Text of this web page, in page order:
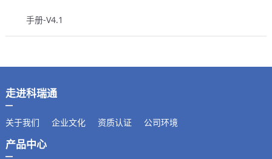
手册-V4.1
走进科瑞通
关于我们 企业文化 资质认证 公司环境
产品中心